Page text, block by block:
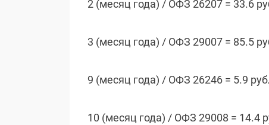
2 (месяц года) / ОФЗ 26207 = 33.6
3 (месяц года) / ОФЗ 29007 = 85.5
9 (месяц года) / ОФЗ 26246 = 5.9
10 (месяц года) / ОФЗ 29008 = 14.4